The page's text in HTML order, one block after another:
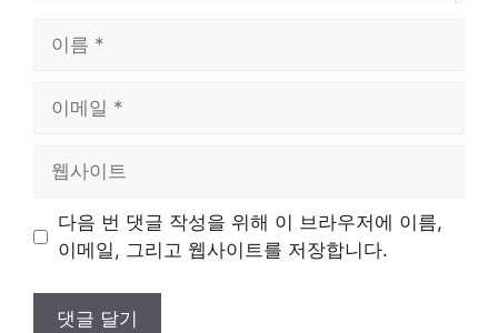
트
다음 번 댓글 작성을 위해 이 브라우저에 이름,
이메일, 그리고 웹사이트를 저장합니다.